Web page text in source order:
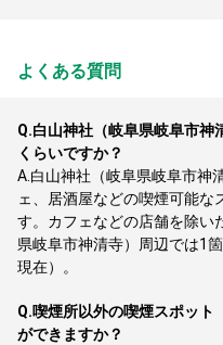
よくある質問
Q.白山神社（岐阜県岐阜市神
くらいですか？
A. 白山神社（岐阜県岐阜市神
ェ、居酒屋などの喫煙可能
す。カフェなどの店舗を除い
県岐阜市神清寺）周辺では1
現在）。
Q.喫煙所以外の喫煙スポット
ができますか？